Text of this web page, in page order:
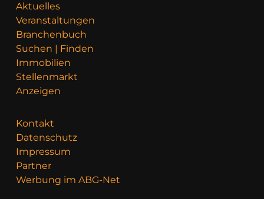
Aktuelles
Veranstaltungen
Branchenbuch
Suchen | Finden
Immobilien
Stellenmarkt
Anzeigen
Kontakt
Datenschutz
Impressum
Partner
Werbung im ABG-Net